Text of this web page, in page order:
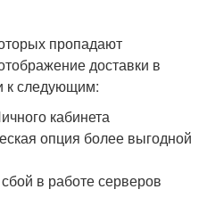
пропадают
доставки в
к следующим:
кабинета
опция более выгодной
в работе серверов